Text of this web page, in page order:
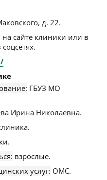
д. 22.
сайте клиники или в
ГБУЗ МО
Ирина Николаевна.
взрослые.
услуг: ОМС.